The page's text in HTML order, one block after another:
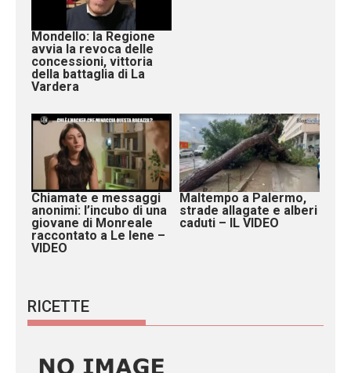
Mondello: la Regione
avvia la revoca delle
concessioni, vittoria
della battaglia di La
Vardera
Chiamate e messaggi
anonimi: l’incubo di una
giovane di Monreale
raccontato a Le Iene –
VIDEO
Maltempo a Palermo,
strade allagate e alberi
caduti – IL VIDEO
RICETTE